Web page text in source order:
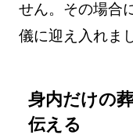
せん。その場合
儀に迎え入れま
身内だけの
伝える